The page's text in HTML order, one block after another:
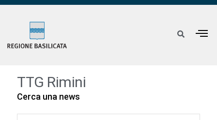
TTG Rimini
Cerca una news